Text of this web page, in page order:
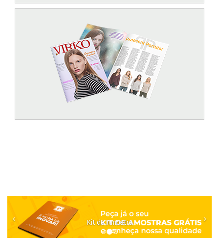
Previous